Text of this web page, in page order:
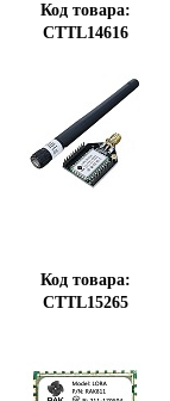
Код товара:
CTTL14616
Код товара:
CTTL15265